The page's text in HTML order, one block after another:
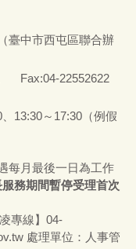
臺中市西屯區聯合辦
Fax:04-22552622
13:30～17:30（例假
每月最後一日為工作
務期間暫停受理首次
專線】04-
處理單位：人事管